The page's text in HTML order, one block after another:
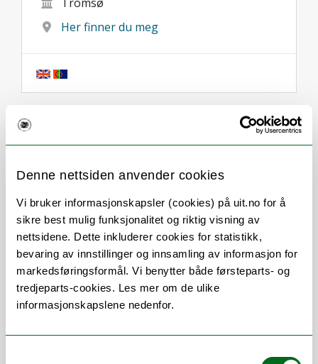
Denne nettsiden anvender cookies
Vi bruker informasjonskapsler (cookies) på uit.no for å
sikre best mulig funksjonalitet og riktig visning av
nettsidene. Dette inkluderer cookies for statistikk,
bevaring av innstillinger og innsamling av informasjon for
markedsføringsformål. Vi benytter både førsteparts- og
tredjeparts-cookies. Les mer om de ulike
informasjonskapslene nedenfor.
Her finner du meg
Forskning og undervisning
Her finner du meg
Stillingsbeskrivelse
Førsteamanuensis i Plantebioteknologi og